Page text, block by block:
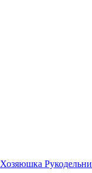
Хозяюшка